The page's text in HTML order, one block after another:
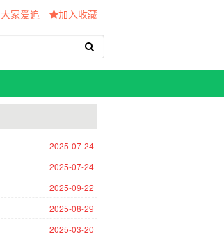
大家爱追 加入收藏
2025-07-24
2025-07-24
2025-09-22
2025-08-29
2025-03-20